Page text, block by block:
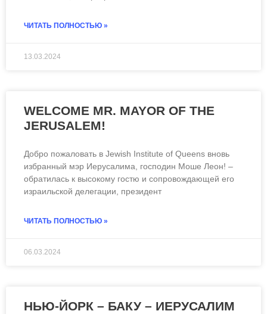
ЧИТАТЬ ПОЛНОСТЬЮ »
13.03.2024
WELCOME MR. MAYOR OF THE
JERUSALEM!
Добро пожаловать в Jewish Institute of Queens вновь
избранный мэр Иерусалима, господин Моше Леон! –
обратилась к высокому гостю и сопровождающей его
израильской делегации, президент
ЧИТАТЬ ПОЛНОСТЬЮ »
06.03.2024
НЬЮ-ЙОРК – БАКУ – ИЕРУСАЛИМ